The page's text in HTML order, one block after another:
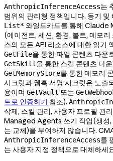
AnthropicInferenceAccess는
범위의 관리형 정책입니다. 동기
List*와일드카드를 통해
(에이전트, 세션, 환경, 볼트, 메모
스의 모든 API 리소스에 대한 읽기
GetFile을 통한 파일 콘텐츠 다운
GetSkill을 통한 스킬 콘텐츠 다
GetMemoryStore를 통한 메모리
시크릿과 웹훅 서명 시크릿은 노출
용이며 GetVault 또는
트로 인증하기 참조).
삭제, 스킬 관리, 사용자 프로필 관
Managed Agents 쓰기 작업(생성,
는 교체)을 부여하지 않습니다.
AnthropicInferenceAccess를
는 사용자 지정 정책으로 대체하세